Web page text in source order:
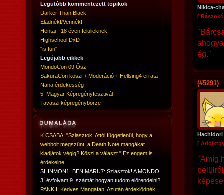
Legutóbb kommentezett topikok
Darker Than Black
Eladnék!/Vennék!
Hentai - 18 éven felülieknek!
Highschool DxD
"is fun"
Legújabb cikkek
MondoCon 09 Ősz
SakuraCon köszi + Moderáció + Hellsing4 errata
Nana érdekesség
5. Magyar Képregényfesztivál
Tavaszi képregénybörze
K.CSABA: "Sziasztok! Attól függetlenül, hogy a
webbolt megszűnt, a Death Note mangákat
kiadjátok végig? Köszi a választ." Ez engem is
érdekelne.
SHINMON1_BENIMARU7: Sziasztok! A MONDO
3. évfolyam 9. számát hogyan tudom előrendelni?
PANKII: Kedves Mangafan! Azután érdeklődnék,
Nikica-
[
ég."
(#5291)
Hachidori
[
"Amíg